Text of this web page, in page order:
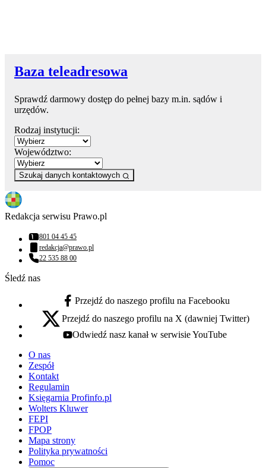
Baza teleadresowa
Sprawdź darmowy dostęp do pełnej bazy m.in. sądów i
urzędów.
Rodzaj instytucji:
Województwo:
Szukaj danych kontaktowych
Redakcja serwisu Prawo.pl
Numer telefonu:
801 04 45 45
Adres email:
redakcja@prawo.pl
Numer telefonu:
22 535 88 00
Śledź nas
facebook - otwiera się w nowej karcie
Przejdź do naszego profilu na Facebooku
x - otwiera się w nowej karcie
Przejdź do naszego profilu na X (dawniej Twitter)
youtube - otwiera się w nowej karcie
Odwiedź nasz kanał w serwisie YouTube
O nas
Zespół
Kontakt
Regulamin
Księgarnia Profinfo.pl
Wolters Kluwer
FEPI
FPOP
Mapa strony
Polityka prywatności
Pomoc